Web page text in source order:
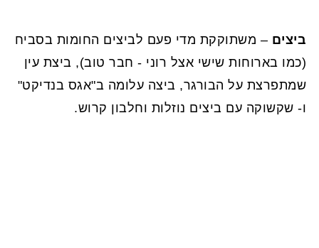
ביצים – משתוקקת מדי פעם לביצים החומות בסביח
(כמו בארוחות שישי אצל רוני - חבר טוב), ביצת עין
שמתפרצת על הבורגר, ביצה עלומה ב"אגס בנדיקט"
ו- שקשוקה עם ביצים נוזלות וחלבון קרוש.